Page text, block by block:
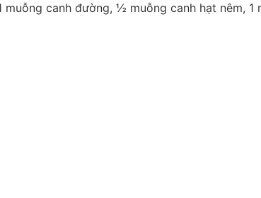
muỗng canh đường, ½ muỗng canh hạt nêm,